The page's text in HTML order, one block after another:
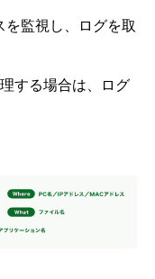
を監視し、ログを取
する場合は、ログ